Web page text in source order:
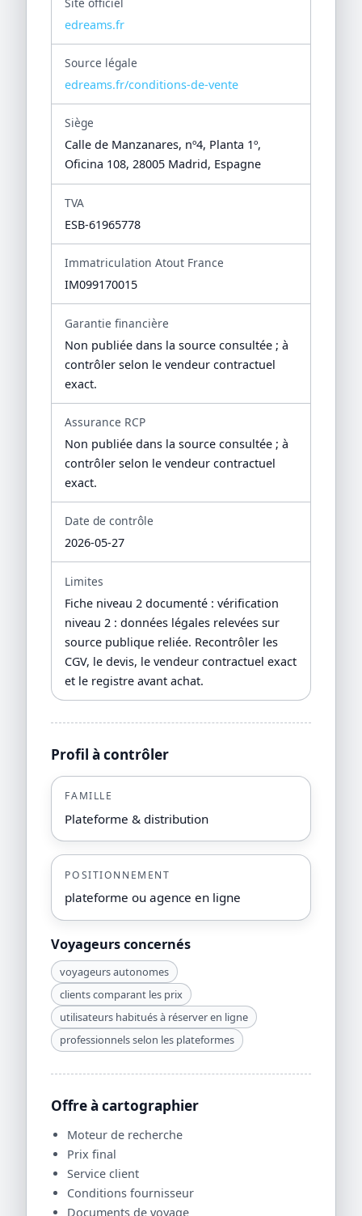
edreams.fr
Source légale
edreams.fr/conditions-de-vente
Siège
Calle de Manzanares, nº4, Planta 1º,
Oficina 108, 28005 Madrid, Espagne
TVA
ESB-61965778
Immatriculation Atout France
IM099170015
Garantie financière
Non publiée dans la source consultée ; à
contrôler selon le vendeur contractuel
exact.
Assurance RCP
Non publiée dans la source consultée ; à
contrôler selon le vendeur contractuel
exact.
Date de contrôle
2026-05-27
Limites
Fiche niveau 2 documenté : vérification
niveau 2 : données légales relevées sur
source publique reliée. Recontrôler les
CGV, le devis, le vendeur contractuel exact
et le registre avant achat.
Profil à contrôler
FAMILLE
Plateforme & distribution
POSITIONNEMENT
plateforme ou agence en ligne
Voyageurs concernés
voyageurs autonomes
clients comparant les prix
utilisateurs habitués à réserver en ligne
professionnels selon les plateformes
Offre à cartographier
Moteur de recherche
Prix final
Service client
Conditions fournisseur
Documents de voyage